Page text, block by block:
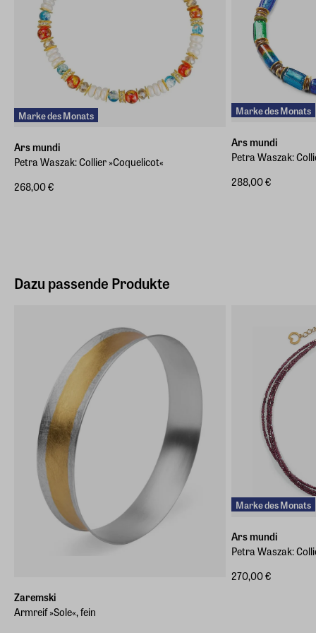
Marke des Monats
Ars mundi
Petra Waszak: Collier »Coquelicot«
268,00 €
Marke des Monats
Ars mundi
Petra Waszak:
288,00 €
Dazu passende Produkte
Zaremski
Armreif »Sole«, fein
Marke des Monats
Ars mundi
Petra Waszak:
270,00 €